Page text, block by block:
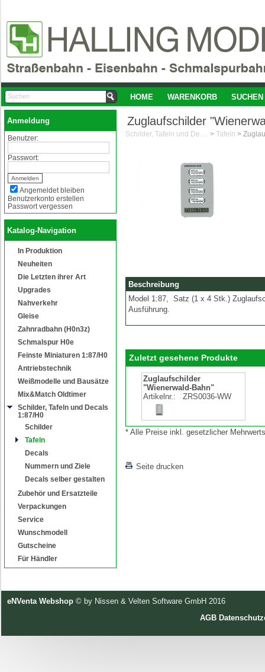
HOME WARENKORB SUCHEN
Anmeldung
Benutzer:
Passwort:
Angemeldet bleiben
Benutzerkonto erstellen
Passwort vergessen
Katalog-Navigation
In Produktion
Neuheiten
Die Letzten ihrer Art
Upgrades
Nahverkehr
Gleise
Zahnradbahn (H0n3z)
Schmalspur H0e
Feinste Miniaturen 1:87/H0
Antriebstechnik
Weißmodelle und Bausätze
Mix&Match Oldtimer
Schilder, Tafeln und Decals
1:87/H0
Schilder
Tafeln
Decals
Nummern und Ziele
Decals selber gestalten
Zubehör und Ersatzteile
Verpackungen
Service
Wunschmodell
Gutscheine
Für Händler
Zuglaufschilder
Schilder, Tafeln und Decals 1:87/H0 > Tafeln >
Beschreibung
Model 1:87, Satz (1 x 4 Stk.)
Ausführung.
Zuletzt gesehene Produkte
Zuglaufschilder
"Wienerwald-Bahn"
Artikelnr.:
ZRS0036-WW
* Alle Preise inkl. gesetzlicher
Seite drucken
eNVenta Webshop © by Nissen & Velten Software GmbH 2016
AGB